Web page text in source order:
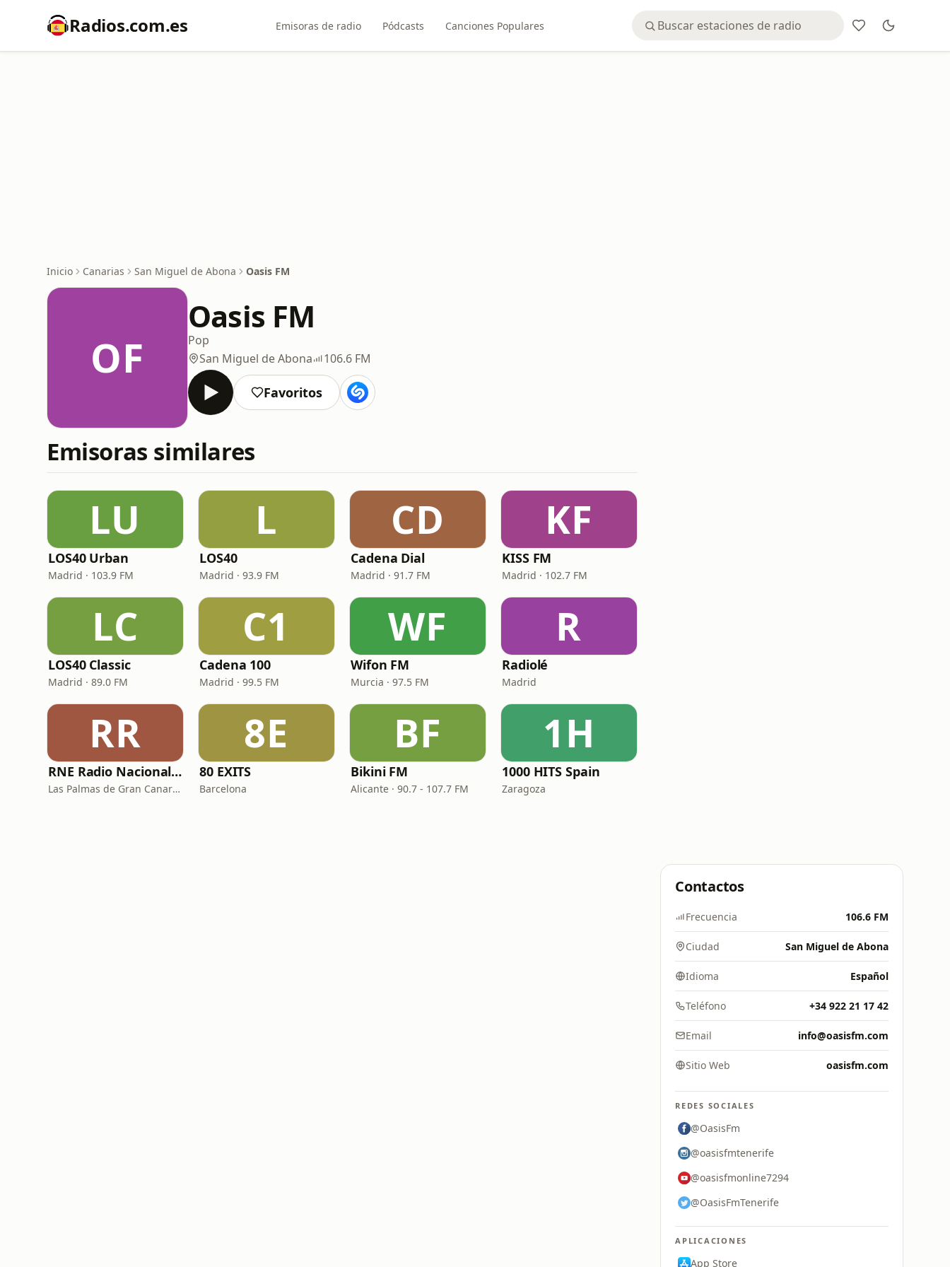
Radios.com.es Emisoras de radio Pódcasts Canciones Populares
Inicio Canarias San Miguel de Abona Oasis FM
OF
Oasis FM
Pop
San Miguel de Abona
106.6 FM
Favoritos
Emisoras similares
LU
LOS40 Urban
Madrid · 103.9 FM
L
LOS40
Madrid · 93.9 FM
CD
Cadena Dial
Madrid · 91.7 FM
KF
KISS FM
Madrid · 102.7 FM
LC
LOS40 Classic
Madrid · 89.0 FM
C1
Cadena 100
Madrid · 99.5 FM
WF
Wifon FM
Murcia · 97.5 FM
R
Radiolé
Madrid
RR
RNE Radio Nacional - Canarias
Las Palmas de Gran Canaria · 92.8 FM
8E
80 EXITS
Barcelona
BF
Bikini FM
Alicante · 90.7 - 107.7 FM
1H
1000 HITS Spain
Zaragoza
Contactos
Frecuencia 106.6 FM
Ciudad San Miguel de Abona
Idioma Español
Teléfono +34 922 21 17 42
Email info@oasisfm.com
Sitio Web oasisfm.com
REDES SOCIALES
@OasisFm
@oasisfmtenerife
@oasisfmonline7294
@OasisFmTenerife
APLICACIONES
App Store